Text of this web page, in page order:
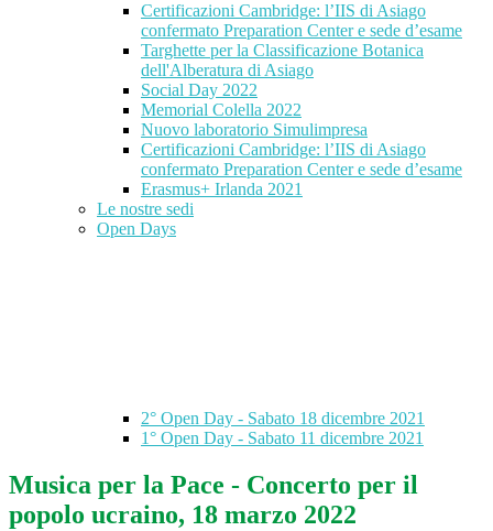
Certificazioni Cambridge: l’IIS di Asiago
confermato Preparation Center e sede d’esame
Targhette per la Classificazione Botanica
dell'Alberatura di Asiago
Social Day 2022
Memorial Colella 2022
Nuovo laboratorio Simulimpresa
Certificazioni Cambridge: l’IIS di Asiago
confermato Preparation Center e sede d’esame
Erasmus+ Irlanda 2021
Le nostre sedi
Open Days
2° Open Day - Sabato 18 dicembre 2021
1° Open Day - Sabato 11 dicembre 2021
Musica per la Pace - Concerto per il
popolo ucraino, 18 marzo 2022